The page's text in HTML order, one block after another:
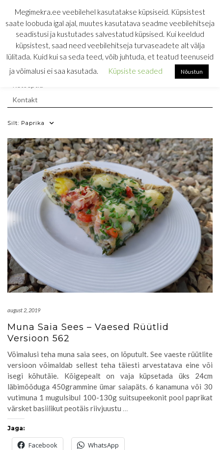
content
MEGIMEKRA
RETSEPTIKOGU
söömine on ainus töö, mis toidab
Esileht
Kontakt
Silt: Paprika
august 2, 2019
Muna Saia Sees – Vaesed Rüütlid
Versioon 562
Võimalusi teha muna saia sees, on lõputult. See vaeste rüütlite
versioon võimaldab sellest teha täiesti arvestatava eine või
isegi kõhutäie. Kõigepealt on vaja küpsetada üks 24cm
läbimõõduga 450grammine ümar saiapäts. 6 kanamuna või 30
vutimuna 1 mugulsibul 100-130g suitsupeekonit pool paprikat
värsket basiilikut peotäis riivjuustu
Jaga:
Facebook WhatsApp
Megimekra.ee veebilehel kasutatakse küpsiseid. Küpsistest
saate loobuda igal ajal, muutes kasutatava seadme veebilehitseja
seadistusi ja kustutades salvestatud küpsised. Kui keeldud
küpsistest, saad need veebilehitseja turvaseadete alt välja
lülitada. Kuid kui sa seda teed, võib juhtuda, et teatud teenuseid
ja võimalusi ei saa kasutada.
Küpsiste seaded Nõustun